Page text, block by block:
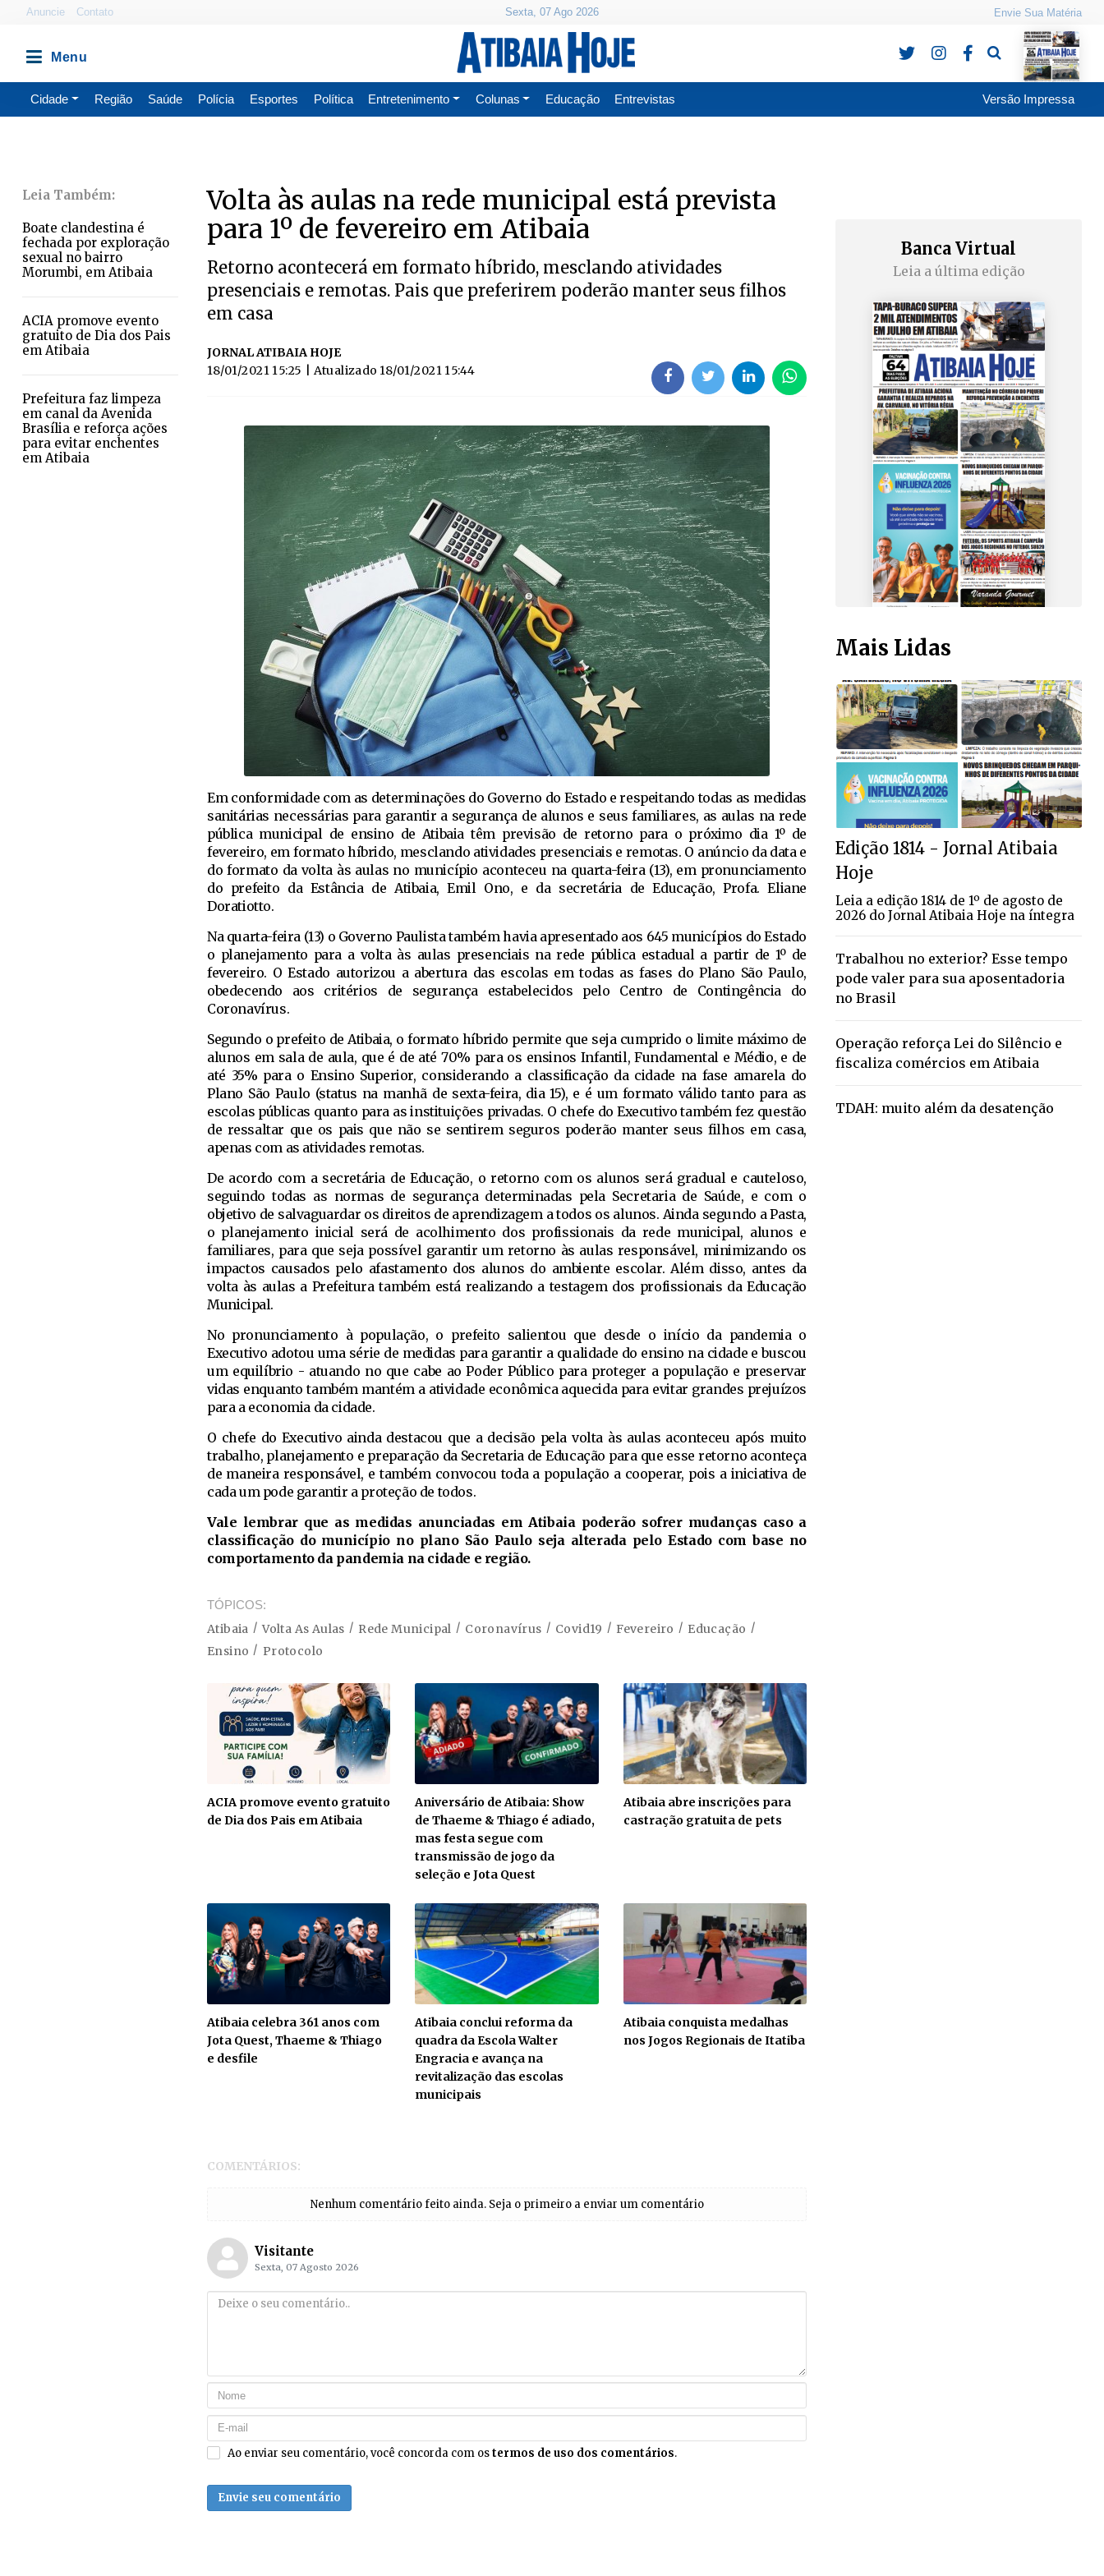
Anuncie Contato Sexta, 07 Ago 2026 Envie Sua Matéria
Pesquisa
Cidade Região Saúde Polícia Esportes Política Entretenimento Colunas Educação Entrevistas Versão Impressa
Boate clandestina é
fechada por exploração
sexual no bairro
Morumbi, em Atibaia
ACIA promove evento
gratuito de Dia dos Pais
em Atibaia
Prefeitura faz limpeza
em canal da Avenida
Brasília e reforça ações
para evitar enchentes
em Atibaia
Volta às aulas na rede municipal está prevista
para 1º de fevereiro em Atibaia
Retorno acontecerá em formato híbrido, mesclando atividades
presenciais e remotas. Pais que preferirem poderão manter seus filhos
em casa
JORNAL ATIBAIA HOJE
18/01/2021 15:25
| Atualizado 18/01/2021 15:44
Em conformidade com as determinações do Governo do Estado e respeitando todas as medidas
sanitárias necessárias para garantir a segurança de alunos e seus familiares, as aulas na rede
pública municipal de ensino de Atibaia têm previsão de retorno para o próximo dia 1º de
fevereiro, em formato híbrido, mesclando atividades presenciais e remotas. O anúncio da data e
do formato da volta às aulas no município aconteceu na quarta-feira (13), em pronunciamento
do prefeito da Estância de Atibaia, Emil Ono, e da secretária de Educação, Profa. Eliane
Doratiotto.
Na quarta-feira (13) o Governo Paulista também havia apresentado aos 645 municípios do Estado
o planejamento para a volta às aulas presenciais na rede pública estadual a partir de 1º de
fevereiro. O Estado autorizou a abertura das escolas em todas as fases do Plano São Paulo,
obedecendo aos critérios de segurança estabelecidos pelo Centro de Contingência do
Coronavírus.
Segundo o prefeito de Atibaia, o formato híbrido permite que seja cumprido o limite máximo de
alunos em sala de aula, que é de até 70% para os ensinos Infantil, Fundamental e Médio, e de
até 35% para o Ensino Superior, considerando a classificação da cidade na fase amarela do
Plano São Paulo (status na manhã de sexta-feira, dia 15), e é um formato válido tanto para as
escolas públicas quanto para as instituições privadas. O chefe do Executivo também fez questão
de ressaltar que os pais que não se sentirem seguros poderão manter seus filhos em casa,
apenas com as atividades remotas.
De acordo com a secretária de Educação, o retorno com os alunos será gradual e cauteloso,
seguindo todas as normas de segurança determinadas pela Secretaria de Saúde, e com o
objetivo de salvaguardar os direitos de aprendizagem a todos os alunos. Ainda segundo a Pasta,
o planejamento inicial será de acolhimento dos profissionais da rede municipal, alunos e
familiares, para que seja possível garantir um retorno às aulas responsável, minimizando os
impactos causados pelo afastamento dos alunos do ambiente escolar. Além disso, antes da
volta às aulas a Prefeitura também está realizando a testagem dos profissionais da Educação
Municipal.
No pronunciamento à população, o prefeito salientou que desde o início da pandemia o
Executivo adotou uma série de medidas para garantir a qualidade do ensino na cidade e buscou
um equilíbrio - atuando no que cabe ao Poder Público para proteger a população e preservar
vidas enquanto também mantém a atividade econômica aquecida para evitar grandes prejuízos
para a economia da cidade.
O chefe do Executivo ainda destacou que a decisão pela volta às aulas aconteceu após muito
trabalho, planejamento e preparação da Secretaria de Educação para que esse retorno aconteça
de maneira responsável, e também convocou toda a população a cooperar, pois a iniciativa de
cada um pode garantir a proteção de todos.
Vale lembrar que as medidas anunciadas em Atibaia poderão sofrer mudanças caso a
classificação do município no plano São Paulo seja alterada pelo Estado com base no
comportamento da pandemia na cidade e região.
TÓPICOS
Atibaia Volta As Aulas Rede Municipal Coronavírus Covid19 Fevereiro
Educação
Ensino
Protocolo
ACIA promove evento gratuito
de Dia dos Pais em Atibaia
Aniversário de Atibaia: Show
de Thaeme & Thiago é adiado,
mas festa segue com
transmissão de jogo da
seleção e Jota Quest
Atibaia abre inscrições para
castração gratuita de pets
Atibaia celebra 361 anos com
Jota Quest, Thaeme & Thiago
e desfile
Atibaia conclui reforma da
quadra da Escola Walter
Engracia e avança na
revitalização das escolas
municipais
Atibaia conquista medalhas
nos Jogos Regionais de Itatiba
COMENTÁRIOS:
Nenhum comentário feito ainda. Seja o primeiro a enviar um comentário
Visitante
Sexta, 07 Agosto 2026
Ao enviar seu comentário, você concorda com ostermos de uso dos comentários.
Envie seu comentário
Banca Virtual
Leia a última edição
Mais Lidas
Edição 1814 - Jornal Atibaia
Hoje
Leia a edição 1814 de 1º de agosto de
2026 do Jornal Atibaia Hoje na íntegra
Trabalhou no exterior? Esse tempo
pode valer para sua aposentadoria
no Brasil
Operação reforça Lei do Silêncio e
fiscaliza comércios em Atibaia
TDAH: muito além da desatenção